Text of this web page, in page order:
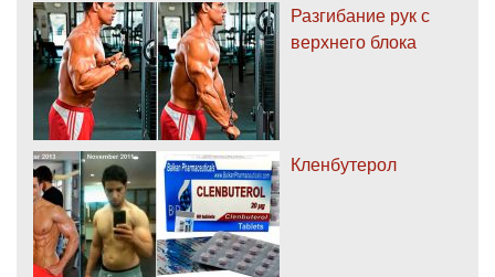
Разгибание рук с
верхнего блока
Кленбутерол